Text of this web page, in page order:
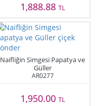
1,888.88 TL
Naifliğin Simgesi Papatya ve
Güller
AR0277
1,950.00 TL